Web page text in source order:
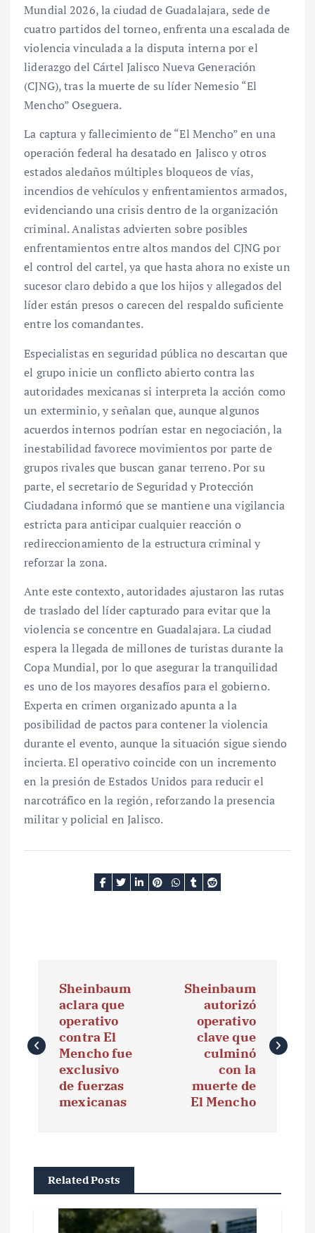
Mundial 2026, la ciudad de Guadalajara, sede de
cuatro partidos del torneo, enfrenta una escalada de
violencia vinculada a la disputa interna por el
liderazgo del Cártel Jalisco Nueva Generación
(CJNG), tras la muerte de su líder Nemesio “El
Mencho” Oseguera.
La captura y fallecimiento de “El Mencho” en una
operación federal ha desatado en Jalisco y otros
estados aledaños múltiples bloqueos de vías,
incendios de vehículos y enfrentamientos armados,
evidenciando una crisis dentro de la organización
criminal. Analistas advierten sobre posibles
enfrentamientos entre altos mandos del CJNG por
el control del cartel, ya que hasta ahora no existe un
sucesor claro debido a que los hijos y allegados del
líder están presos o carecen del respaldo suficiente
entre los comandantes.
Especialistas en seguridad pública no descartan que
el grupo inicie un conflicto abierto contra las
autoridades mexicanas si interpreta la acción como
un exterminio, y señalan que, aunque algunos
acuerdos internos podrían estar en negociación, la
inestabilidad favorece movimientos por parte de
grupos rivales que buscan ganar terreno. Por su
parte, el secretario de Seguridad y Protección
Ciudadana informó que se mantiene una vigilancia
estricta para anticipar cualquier reacción o
redireccionamiento de la estructura criminal y
reforzar la zona.
Ante este contexto, autoridades ajustaron las rutas
de traslado del líder capturado para evitar que la
violencia se concentre en Guadalajara. La ciudad
espera la llegada de millones de turistas durante la
Copa Mundial, por lo que asegurar la tranquilidad
es uno de los mayores desafíos para el gobierno.
Experta en crimen organizado apunta a la
posibilidad de pactos para contener la violencia
durante el evento, aunque la situación sigue siendo
incierta. El operativo coincide con un incremento
en la presión de Estados Unidos para reducir el
narcotráfico en la región, reforzando la presencia
militar y policial en Jalisco.
v
e
ó
Sheinbaum
aclara que
operativo
contra El
Mencho fue
exclusivo
de fuerzas
mexicanas
Sheinbaum
autorizó
operativo
clave que
culminó
con la
muerte de
El Mencho
Related Posts